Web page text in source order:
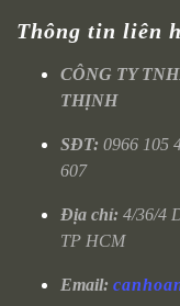
Thông tin liên
CÔNG TY
THỊNH
SĐT: 0966 105
607
Địa chỉ: 4/36/4
TP HCM
Email: